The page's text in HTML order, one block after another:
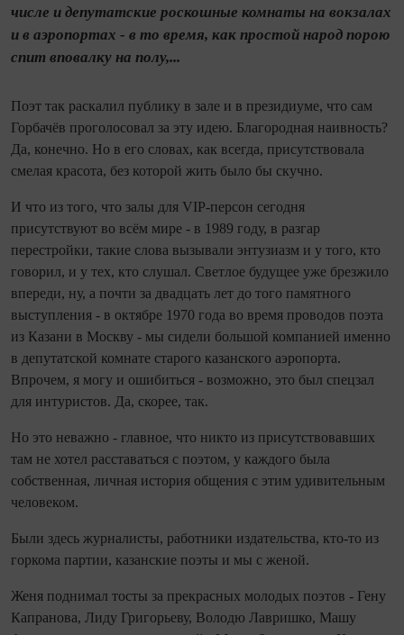
числе и депутатские роскошные комнаты на вокзалах
и в аэропортах - в то время, как простой народ порою
спит вповалку на полу,...
Поэт так раскалил публику в зале и в президиуме, что сам
Горбачёв проголосовал за эту идею. Благородная наивность?
Да, конечно. Но в его словах, как всегда, присутствовала
смелая красота, без которой жить было бы скучно.
И что из того, что залы для VIP-персон сегодня
присутствуют во всём мире - в 1989 году, в разгар
перестройки, такие слова вызывали энтузиазм и у того, кто
говорил, и у тех, кто слушал. Светлое будущее уже брезжило
впереди, ну, а почти за двадцать лет до того памятного
выступления - в октябре 1970 года во время проводов поэта
из Казани в Москву - мы сидели большой компанией именно
в депутатской комнате старого казанского аэропорта.
Впрочем, я могу и ошибиться - возможно, это был спецзал
для интуристов. Да, скорее, так.
Но это неважно - главное, что никто из присутствовавших
там не хотел расставаться с поэтом, у каждого была
собственная, личная история общения с этим удивительным
человеком.
Были здесь журналисты, работники издательства, кто-то из
горкома партии, казанские поэты и мы с женой.
Женя поднимал тосты за прекрасных молодых поэтов - Гену
Капранова, Лиду Григорьеву, Володю Лавришко, Машу